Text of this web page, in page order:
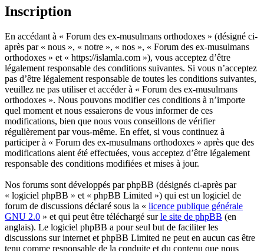
Inscription
En accédant à « Forum des ex-musulmans orthodoxes » (désigné ci-
après par « nous », « notre », « nos », « Forum des ex-musulmans
orthodoxes » et « https://islamla.com »), vous acceptez d’être
légalement responsable des conditions suivantes. Si vous n’acceptez
pas d’être légalement responsable de toutes les conditions suivantes,
veuillez ne pas utiliser et accéder à « Forum des ex-musulmans
orthodoxes ». Nous pouvons modifier ces conditions à n’importe
quel moment et nous essaierons de vous informer de ces
modifications, bien que nous vous conseillons de vérifier
régulièrement par vous-même. En effet, si vous continuez à
participer à « Forum des ex-musulmans orthodoxes » après que des
modifications aient été effectuées, vous acceptez d’être légalement
responsable des conditions modifiées et mises à jour.
Nos forums sont développés par phpBB (désignés ci-après par
« logiciel phpBB » et « phpBB Limited ») qui est un logiciel de
forum de discussions déclaré sous la « licence publique générale
GNU 2.0 » et qui peut être téléchargé surle site de phpBB (en
anglais). Le logiciel phpBB a pour seul but de faciliter les
discussions sur internet et phpBB Limited ne peut en aucun cas être
tenu comme responsable de la conduite et du contenu que nous